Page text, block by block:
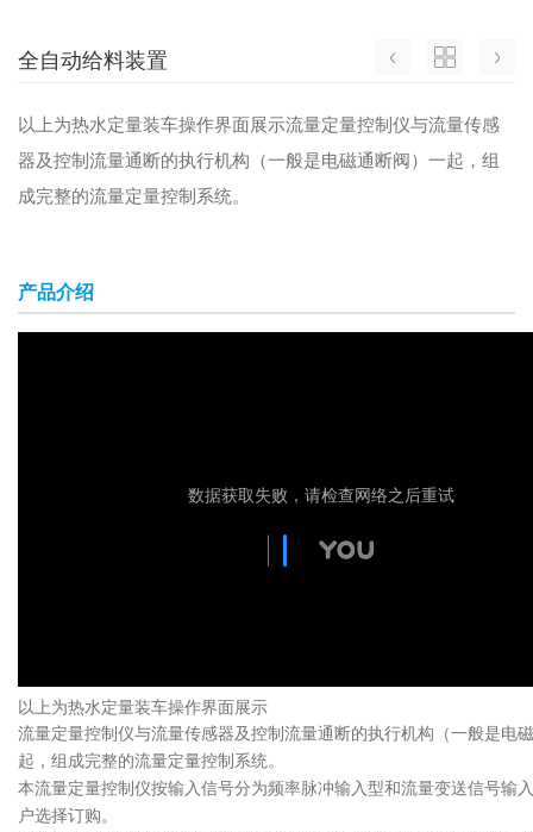
全自动给料装置
以上为热水定量装车操作界面展示流量定量控制仪与流量传感
器及控制流量通断的执行机构（一般是电磁通断阀）一起，组
成完整的流量定量控制系统。
产品介绍
以上为热水定量装车操作界面展示
流量定量控制仪与流量传感器及控制流量通断的执行机构（一般是电
起，组成完整的流量定量控制系统。
本流量定量控制仪按输入信号分为频率脉冲输入型和流量变送信号输
户选择订购。